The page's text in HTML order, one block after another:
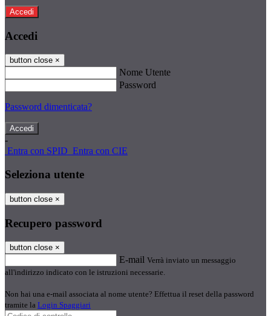
Accedi
Accedi
button close ×
Nome Utente
Password
Password dimenticata?
-
Entra con SPID Entra con CIE
Seleziona utente
button close ×
Recupero password
button close ×
E-mail Verrà inviato un messaggio
all'indirizzo indicato con le istruzioni necessarie.
Non hai una e-mail associata al nome utente? Effettua il reset della password
tramite la Login Spaggiari